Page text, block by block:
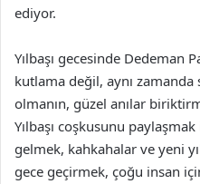
ediyor.
Yılbaşı gecesinde Dedeman
kutlama değil, aynı
olmanın, güzel anılar
Yılbaşı coşkusunu
gelmek, kahkahalar ve yeni
gece geçirmek, çoğu insan